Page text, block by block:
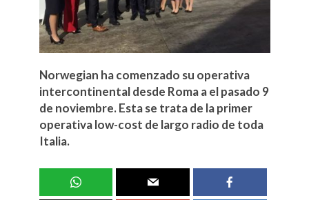
Norwegian ha comenzado su operativa
intercontinental desde Roma a el pasado 9
de noviembre. Esta se trata de la primer
operativa low-cost de largo radio de toda
Italia.